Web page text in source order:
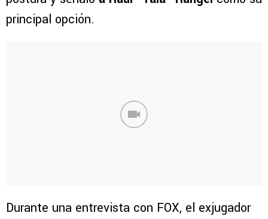
principal opción.
Durante una entrevista con FOX, el exjugador